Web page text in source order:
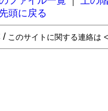
頭に戻る
/ このサイトに関する連絡は